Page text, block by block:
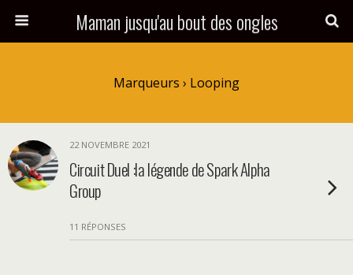
Maman jusqu'au bout des ongles
Marqueurs › Looping
22 NOVEMBRE 2021
Circuit Duel :la légende de Spark Alpha
Group
11 RÉPONSES